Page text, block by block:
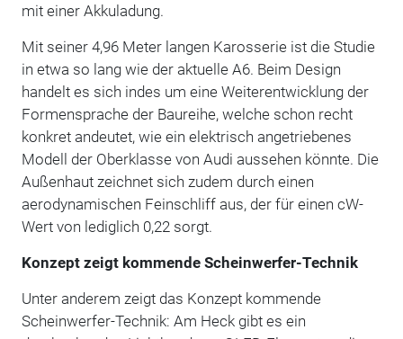
mit einer Akkuladung.
Mit seiner 4,96 Meter langen Karosserie ist die Studie
in etwa so lang wie der aktuelle A6. Beim Design
handelt es sich indes um eine Weiterentwicklung der
Formensprache der Baureihe, welche schon recht
konkret andeutet, wie ein elektrisch angetriebenes
Modell der Oberklasse von Audi aussehen könnte. Die
Außenhaut zeichnet sich zudem durch einen
aerodynamischen Feinschliff aus, der für einen cW-
Wert von lediglich 0,22 sorgt.
Konzept zeigt kommende Scheinwerfer-Technik
Unter anderem zeigt das Konzept kommende
Scheinwerfer-Technik: Am Heck gibt es ein